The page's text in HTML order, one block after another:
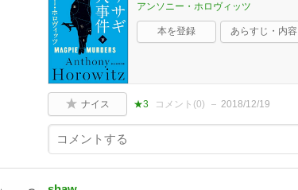
アンソニー・ホロヴィッツ
本を登録 あらすじ・内容
ナイス ★3 コメント(0) 2018/12/19